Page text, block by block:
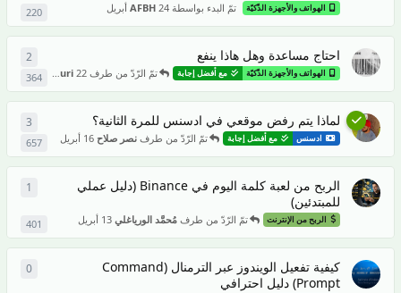
الهواتف والأجهزة الذّكيّة تمّ البدء بواسطة AFBH 24 أبريل 220
احتاج مساعدة وهل هاذا ينفع
الهواتف والأجهزة الذّكيّة مع أفضل إجابة تمّ الرّدّ من طرف Monsif Hmouri 22 أبريل 364
2
لماذا يتم رفض موقعي في ادسنس للمرة الثانية؟
ادسنس مع أفضل إجابة تمّ الرّدّ من طرف نصر صلاح 16 أبريل 657
3
الربح من لعبة كلمة اليوم في Binance (دليل عملي
للمبتدئين)
الربح من الإنترنت تمّ الرّدّ من طرفمُحمَّد الورياغلي 13 أبريل 401
1
كيفية تفعيل الويندوز عبر الترمنال (Command
Prompt) دليل احترافي
0